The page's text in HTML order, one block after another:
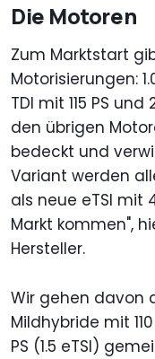
Die Motoren
Zum Marktstart
Motorisierungen:
TDI mit 115 PS und
den übrigen
bedeckt und
Variant werden
als neue eTSI mit
Markt kommen",
Hersteller.
Wir gehen davon
Mildhybride mit
PS (1.5 eTSI)